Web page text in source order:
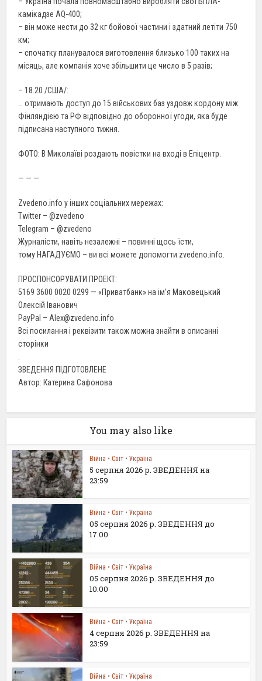
камікадзе AQ-400;
– він може нести до 32 кг бойової частини і здатний летіти 750
км;
– спочатку планувалося виготовлення близько 100 таких на
місяць, але компанія хоче збільшити це число в 5 разів;
– 18.20 /США/:
… отримають доступ до 15 військових баз уздовж кордону між
Фінляндією та РФ відповідно до оборонної угоди, яка буде
підписана наступного тижня.
ФОТО: В Миколаїві роздають повістки на вході в Епіцентр.
— — —
Zvedeno.info у інших соціальних мережах:
Twitter – @zvedeno
Telegram – @zvedeno
Журналісти, навіть незалежні – повинні щось їсти,
тому НАГАДУЄМО – ви всі можете допомогти zvedeno.info.
ПРОСПОНСОРУВАТИ ПРОЕКТ:
5169 3600 0020 0299 — «Приватбанк» на ім’я Маковецький
Олексій Іванович
PayPal – Alex@zvedeno.info
Всі посилання і реквізити також можна знайти в описанні
сторінки
ЗВЕДЕННЯ ПІДГОТОВЛЕНЕ
Автор: Катерина Сафонова
You may also like
Війна • Світ • Україна
5 серпня 2026 р. ЗВЕДЕННЯ на
23:59
Війна • Світ • Україна
05 серпня 2026 р. ЗВЕДЕННЯ до
17.00
Війна • Світ • Україна
05 серпня 2026 р. ЗВЕДЕННЯ до
10.00
Війна • Світ • Україна
4 серпня 2026 р. ЗВЕДЕННЯ на
23:59
Війна • Світ • Україна